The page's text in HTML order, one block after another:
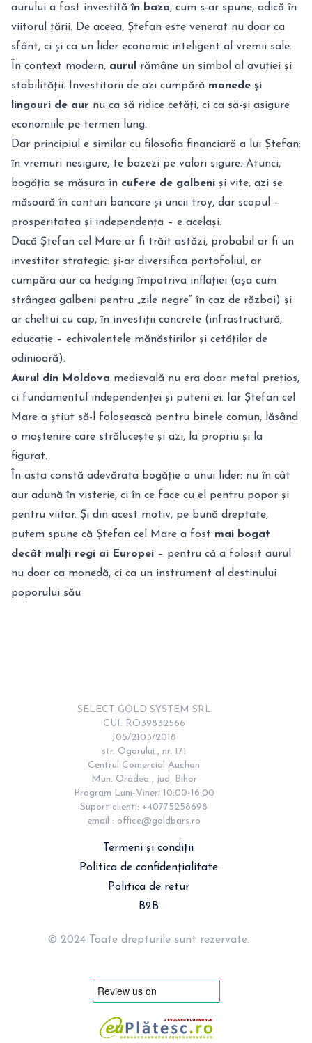
aurului a fost investităîn baza, cum s-ar spune, adică în
viitorul țării. De aceea, Ștefan este venerat nu doar ca
sfânt, ci și ca un lider economic inteligent al vremii sale.
În context modern, aurul
rămâne un simbol al avuției și
stabilității. Investitorii de azi cumpără monede și
lingouri de aur nu ca să ridice cetăți, ci ca să-și asigure
economiile pe termen lung.
Dar principiul e similar cu filosofia financiară a lui Ștefan:
în vremuri nesigure, te bazezi pe valori sigure. Atunci,
bogăția se măsura în cufere de galbeni și vite, azi se
măsoară în conturi bancare și uncii troy, dar scopul –
prosperitatea și independența – e același.
Dacă Ștefan cel Mare ar fi trăit astăzi, probabil ar fi un
investitor strategic: și-ar diversifica portofoliul, ar
cumpăra aur ca hedging împotriva inflației (așa cum
strângea galbeni pentru „zile negre” în caz de război) și
ar cheltui cu cap, în investiții concrete (infrastructură,
educație – echivalentele mănăstirilor și cetăților de
odinioară).
Aurul din Moldova medievală nu era doar metal prețios,
ci fundamentul independenței și puterii ei. Iar Ștefan cel
Mare a știut să-l folosească pentru binele comun, lăsând
o moștenire care strălucește și azi, la propriu și la
figurat.
În asta constă adevărata bogăție a unui lider: nu în cât
aur adună în visterie, ci în ce face cu el pentru popor și
pentru viitor. Și din acest motiv, pe bună dreptate,
putem spune că Ștefan cel Mare a fost mai bogat
decât mulți regi ai Europei – pentru că a folosit aurul
nu doar ca monedă, ci ca un instrument al destinului
poporului său
SELECT GOLD SYSTEM SRL
CUI: RO39832566
J05/2103/2018
str. Ogorului , nr. 171
Centrul Comercial Auchan
Mun. Oradea , jud, Bihor
Program Luni-Vineri 10:00-16:00
Suport clienti: +40775258698
email : office@goldbars.ro
Termeni și condiții
Politica de confidențialitate
Politica de retur
B2B
© 2024 Toate drepturile sunt rezervate.